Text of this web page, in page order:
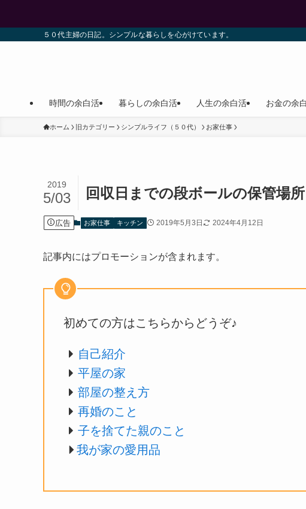
５０代主婦の日記。シンプルな暮らしを心がけています。
時間の余白活 暮らしの余白活 人生の余白活 お金の余
ホーム 旧カテゴリー シンプルライフ（５０代） お家仕事
回収日までの段ボールの保管場所
2019
5/03
広告 お家仕事 キッチン 2019年5月3日 2024年4月12日
記事内にはプロモーションが含まれます。
初めての方はこちらからどうぞ♪
自己紹介
平屋の家
部屋の整え方
再婚のこと
子を捨てた親のこと
我が家の愛用品